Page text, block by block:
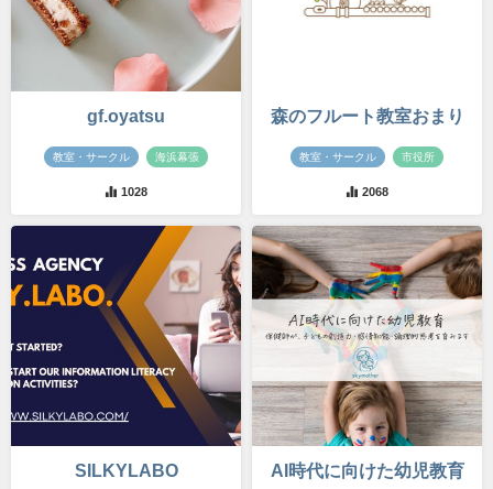
gf.oyatsu
教室・サークル 海浜幕張
1028
森のフルート教室おまり
教室・サークル 市役所
2068
SILKYLABO AI時代に向けた幼児教育